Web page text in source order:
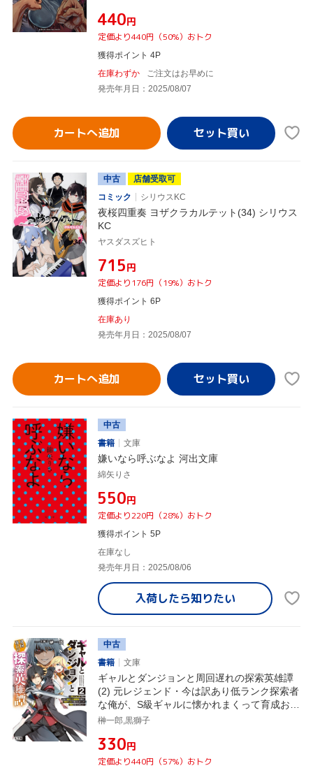
¥440円
定価より440円（50%）おトク
獲得ポイント 4P
在庫わずか
ご注文はお早めに
発売年月日：2025/08/07
カートへ追加
中古
店舗受取可
コミック
シリウスKC
夜桜四重奏 ヨザクラカルテット(34) シリウス
KC
ヤスダスズヒト
¥715円
定価より176円（19%）おトク
獲得ポイント 6P
在庫あり
発売年月日：2025/08/07
カートへ追加
中古
書籍
文庫
嫌いなら呼ぶなよ 河出文庫
綿矢りさ
¥550円
定価より220円（28%）おトク
獲得ポイント 5P
在庫なし
発売年月日：2025/08/06
入荷したら知りたい
中古
書籍
文庫
ギャルとダンジョンと周回遅れの探索英雄譚
(2) 元レジェンド・今は訳あり低ランク探索者
な俺が、S級ギャルに懐かれまくって育成お任
せされた HJ文庫
榊一郎,黒獅子
¥330円
定価より440円（57%）おトク